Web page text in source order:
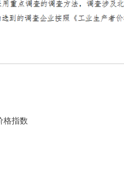
格指数